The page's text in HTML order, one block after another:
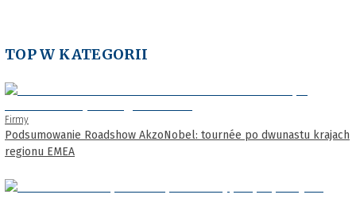
TOP W KATEGORII
Firmy
Podsumowanie Roadshow AkzoNobel: tournée po dwunastu krajach
regionu EMEA